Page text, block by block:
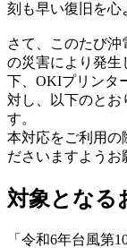
刻も早い復旧を心
さて、このたび
の災害により発生
下、OKIプリンタ
対し、以下のとお
す。
本対応をご利用の
ださいますようお
対象となる
「令和6年台風第